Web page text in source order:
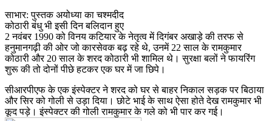
साभार: पुस्तक अयोध्या का चश्मदीद
कोठारी बंधु भी इसी दिन बलिदान हुए
2 नवंबर 1990 को विनय कटियार के नेतृत्व में दिगंबर अखाड़े की तरफ से
हनुमानगढ़ी की ओर जो कारसेवक बढ़ रहे थे, उनमें 22 साल के रामकुमार
कोठारी और 20 साल के शरद कोठारी भी शामिल थे। सुरक्षा बलों ने फायरिंग
शुरू की तो दोनों पीछे हटकर एक घर में जा छिपे।
सीआरपीएफ के एक इंस्पेक्टर ने शरद को घर से बाहर निकाल सड़क पर बिठाया
और सिर को गोली से उड़ा दिया। छोटे भाई के साथ ऐसा होते देख रामकुमार भी
कूद पड़े। इंस्पेक्टर की गोली रामकुमार के गले को भी पार कर गई।